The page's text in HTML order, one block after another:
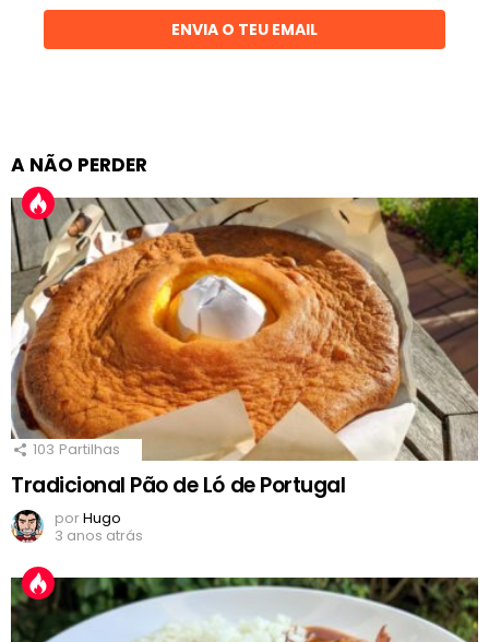
ENVIA O TEU EMAIL
A NÃO PERDER
103 Partilhas
Tradicional Pão de Ló de Portugal
porHugo
3 anos atrás